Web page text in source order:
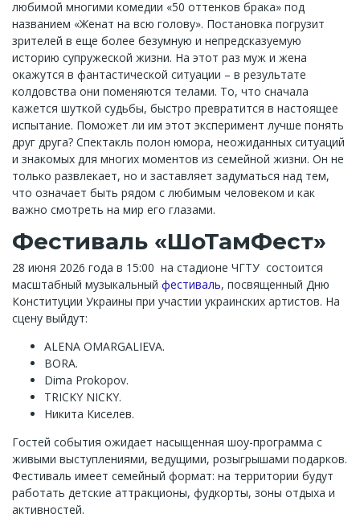
любимой многими комедии «50 оттенков брака» под
названием «Женат на всю голову». Постановка погрузит
зрителей в еще более безумную и непредсказуемую
историю супружеской жизни. На этот раз муж и жена
окажутся в фантастической ситуации – в результате
колдовства они поменяются телами. То, что сначала
кажется шуткой судьбы, быстро превратится в настоящее
испытание. Поможет ли им этот эксперимент лучше понять
друг друга? Спектакль полон юмора, неожиданных ситуаций
и знакомых для многих моментов из семейной жизни. Он не
только развлекает, но и заставляет задуматься над тем,
что означает быть рядом с любимым человеком и как
важно смотреть на мир его глазами.
Фестиваль «ШоТамФест»
28 июня 2026 года в 15:00 на стадионе ЧГТУ состоится
масштабный музыкальный фестиваль, посвященный Дню
Конституции Украины при участии украинских артистов. На
сцену выйдут:
ALENA OMARGALIEVA.
BORA.
Dima Prokopov.
TRICKY NICKY.
Никита Киселев.
Гостей события ожидает насыщенная шоу-программа с
живыми выступлениями, ведущими, розыгрышами подарков.
Фестиваль имеет семейный формат: на территории будут
работать детские аттракционы, фудкорты, зоны отдыха и
активностей.